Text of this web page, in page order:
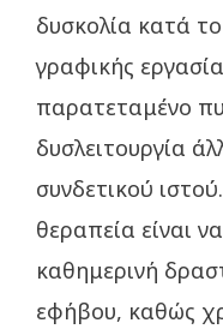
δυσκολία κατά
γραφικής
παρατεταμένο
δυσλειτουργία
συνδετικού
θεραπεία είναι
καθημερινή
εφήβου, καθώς